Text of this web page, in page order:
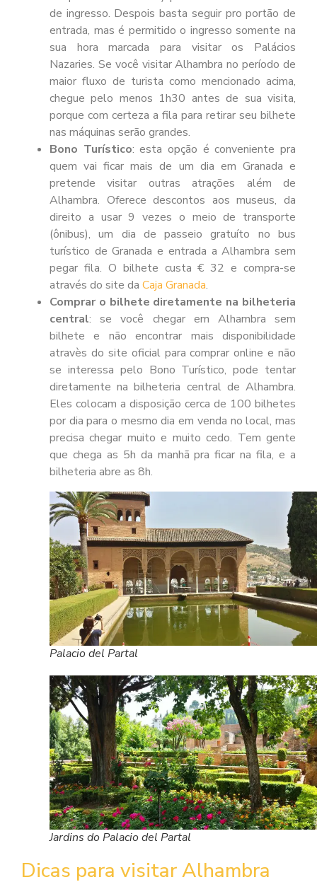
de ingresso. Despois basta seguir pro portão de
entrada, mas é permitido o ingresso somente na
sua hora marcada para visitar os Palácios
Nazaries. Se você visitar Alhambra no período de
maior fluxo de turista como mencionado acima,
chegue pelo menos 1h30 antes de sua visita,
porque com certeza a fila para retirar seu bilhete
nas máquinas serão grandes.
Bono Turístico: esta opção é conveniente pra
quem vai ficar mais de um dia em Granada e
pretende visitar outras atrações além de
Alhambra. Oferece descontos aos museus, da
direito a usar 9 vezes o meio de transporte
(ônibus), um dia de passeio gratuíto no bus
turístico de Granada e entrada a Alhambra sem
pegar fila. O bilhete custa € 32 e compra-se
através do site da Caja Granada.
Comprar o bilhete diretamente na bilheteria
central: se você chegar em Alhambra sem
bilhete e não encontrar mais disponibilidade
atravès do site oficial para comprar online e não
se interessa pelo Bono Turístico, pode tentar
diretamente na bilheteria central de Alhambra.
Eles colocam a disposição cerca de 100 bilhetes
por dia para o mesmo dia em venda no local, mas
precisa chegar muito e muito cedo. Tem gente
que chega as 5h da manhã pra ficar na fila, e a
bilheteria abre as 8h.
Palacio del Partal
Jardins do Palacio del Partal
Dicas para visitar Alhambra